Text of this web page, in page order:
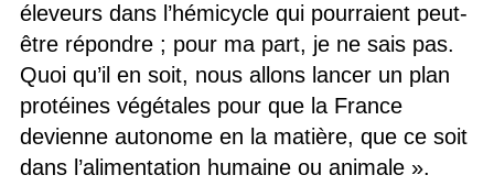
éleveurs dans l’hémicycle qui pourraient peut-
être répondre ; pour ma part, je ne sais pas.
Quoi qu’il en soit, nous allons lancer un plan
protéines végétales pour que la France
devienne autonome en la matière, que ce soit
dans l’alimentation humaine ou animale ».